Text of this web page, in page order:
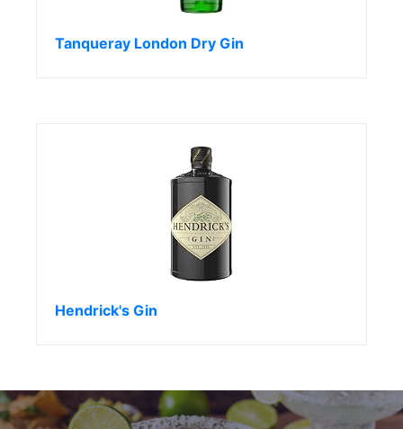
Tanqueray London Dry Gin
Hendrick's Gin